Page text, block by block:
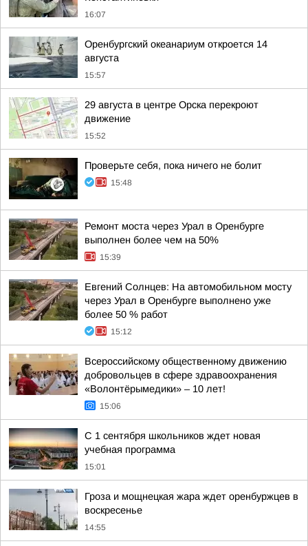
16:07
Оренбургский океанариум откроется 14
августа
15:57
29 августа в центре Орска перекроют
движение
15:52
Проверьте себя, пока ничего не болит
15:48
Ремонт моста через Урал в Оренбурге
выполнен более чем на 50%
15:39
Евгений Солнцев: На автомобильном мосту
через Урал в Оренбурге выполнено уже
более 50 % работ
15:12
Всероссийскому общественному движению
добровольцев в сфере здравоохранения
«Волонтёрымедики» – 10 лет!
15:06
С 1 сентября школьников ждет новая
учебная программа
15:01
Гроза и мощнецкая жара ждет оренбуржцев в
воскресенье
14:55